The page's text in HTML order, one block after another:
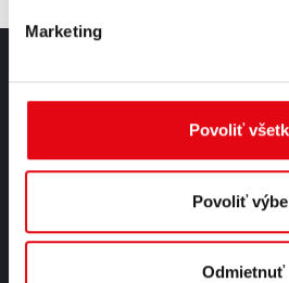
Marketing
Povoliť
Povoliť
Odmietnuť
O NÁS
Sme unikátnym výrobcom energetických
automatizovanou a ultramodernou